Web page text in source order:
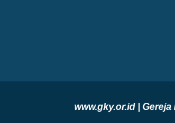
www.gky.or.id |